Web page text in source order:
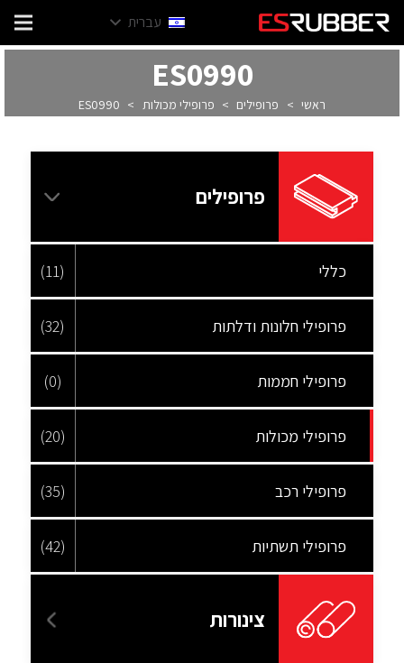
עברית
ES0990
ראשי > פרופילים > פרופילי מכולות >
ES0990
פרופילים
כללי (11)
פרופילי חלונות ודלתות (32)
פרופילי חממות (0)
פרופילי מכולות (20)
פרופילי רכב (35)
פרופילי תשתיות (42)
צינורות